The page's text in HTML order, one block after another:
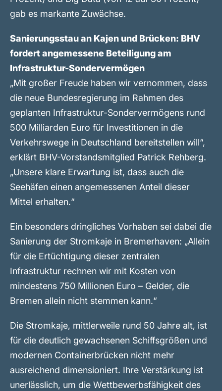
gab es markante Zuwächse.
Sanierungsstau an Kajen und Brücken: BHV
fordert angemessene Beteiligung am
Infrastruktur-Sondervermögen
„Mit großer Freude haben wir vernommen, dass
die neue Bundesregierung im Rahmen des
geplanten Infrastruktur-Sondervermögens rund
500 Milliarden Euro für Investitionen in die
Verkehrswege in Deutschland bereitstellen will“,
erklärt BHV-Vorstandsmitglied Patrick Rehberg.
„Unsere klare Erwartung ist, dass auch die
Seehäfen einen angemessenen Anteil dieser
Mittel erhalten.“
Ein besonders dringliches Vorhaben sei dabei die
Sanierung der Stromkaje in Bremerhaven: „Allein
für die Ertüchtigung dieser zentralen
Infrastruktur rechnen wir mit Kosten von
mindestens 750 Millionen Euro – Gelder, die
Bremen allein nicht stemmen kann.“
Die Stromkaje, mittlerweile rund 50 Jahre alt, ist
für die deutlich gewachsenen Schiffsgrößen und
modernen Containerbrücken nicht mehr
ausreichend dimensioniert. Ihre Verstärkung ist
unerlässlich, um die Wettbewerbsfähigkeit des